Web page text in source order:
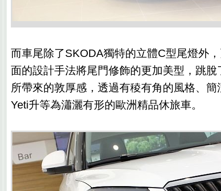
而車尾除了SKODA獨特的立體C型尾燈外
面的設計手法將尾門修飾的更加美型，跳
所帶來的敦厚感，透過有稜有角的風格、
Yeti升等為瀟灑有形的歐洲精品休旅車。